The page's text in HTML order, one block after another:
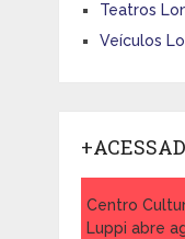
Teatros
Veículos
Centro
Luppi abre